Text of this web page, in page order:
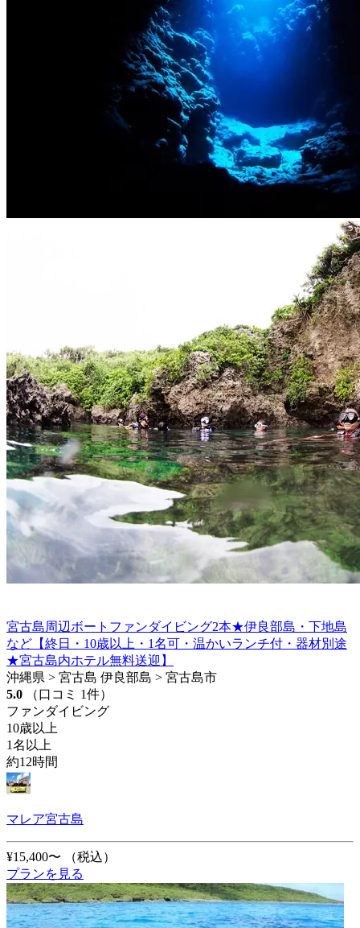
宮古島周辺ボートファンダイビング2本★伊良部島・下地島
など【終日・10歳以上・1名可・温かいランチ付・器材別途
★宮古島内ホテル無料送迎】
沖縄県 > 宮古島 伊良部島 > 宮古島市
5.0
（口コミ 1件）
ファンダイビング
10歳以上
1名以上
約12時間
マレア宮古島
¥15,400〜
（税込）
プランを見る